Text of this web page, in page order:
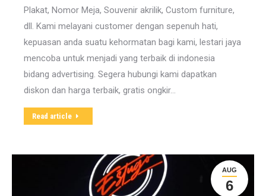
Plakat, Nomor Meja, Souvenir akrilik, Custom furniture,
dll. Kami melayani customer dengan sepenuh hati,
kepuasan anda suatu kehormatan bagi kami, lestari jaya
mencoba untuk menjadi yang terbaik di indonesia
bidang advertising. Segera hubungi kami dapatkan
diskon dan harga terbaik, gratis ongkir…
Read article
AUG
6